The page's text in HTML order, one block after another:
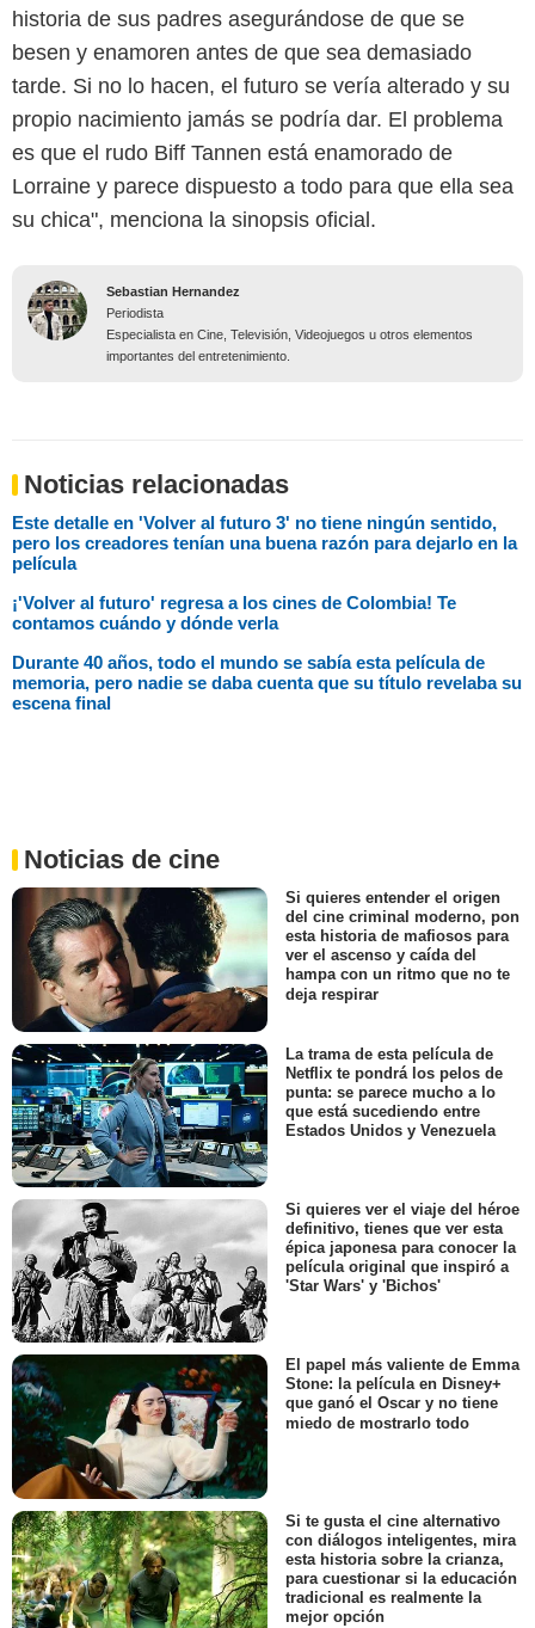
historia de sus padres asegurándose de que se
besen y enamoren antes de que sea demasiado
tarde. Si no lo hacen, el futuro se vería alterado y su
propio nacimiento jamás se podría dar. El problema
es que el rudo Biff Tannen está enamorado de
Lorraine y parece dispuesto a todo para que ella sea
su chica", menciona la sinopsis oficial.
Sebastian Hernandez
Periodista
Especialista en Cine, Televisión, Videojuegos u otros elementos
importantes del entretenimiento.
Noticias relacionadas
Este detalle en 'Volver al futuro 3' no tiene ningún sentido,
pero los creadores tenían una buena razón para dejarlo en la
película
¡'Volver al futuro' regresa a los cines de Colombia! Te
contamos cuándo y dónde verla
Durante 40 años, todo el mundo se sabía esta película de
memoria, pero nadie se daba cuenta que su título revelaba su
escena final
Noticias de cine
Si quieres entender el origen
del cine criminal moderno, pon
esta historia de mafiosos para
ver el ascenso y caída del
hampa con un ritmo que no te
deja respirar
La trama de esta película de
Netflix te pondrá los pelos de
punta: se parece mucho a lo
que está sucediendo entre
Estados Unidos y Venezuela
Si quieres ver el viaje del héroe
definitivo, tienes que ver esta
épica japonesa para conocer la
película original que inspiró a
'Star Wars' y 'Bichos'
El papel más valiente de Emma
Stone: la película en Disney+
que ganó el Oscar y no tiene
miedo de mostrarlo todo
Si te gusta el cine alternativo
con diálogos inteligentes, mira
esta historia sobre la crianza,
para cuestionar si la educación
tradicional es realmente la
mejor opción